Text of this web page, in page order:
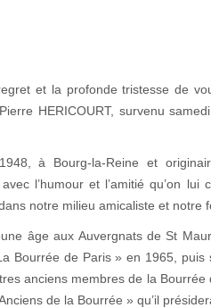
et la profonde tristesse de
HERICOURT, survenu
à Bourg-la-Reine et
l’humour et l’amitié qu’on lui
notre milieu amicaliste et notre
âge aux Auvergnats de St
Bourrée de Paris » en 1965, puis
anciens membres de la Bourrée
de la Bourrée » qu’il